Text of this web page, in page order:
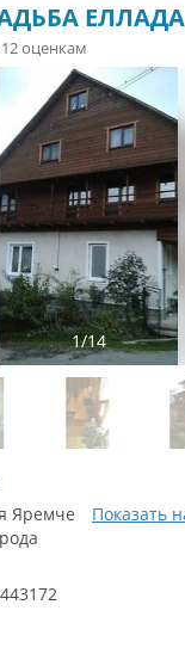
ЕЛЛАДА
оценкам
1/14
Яремче
Показать